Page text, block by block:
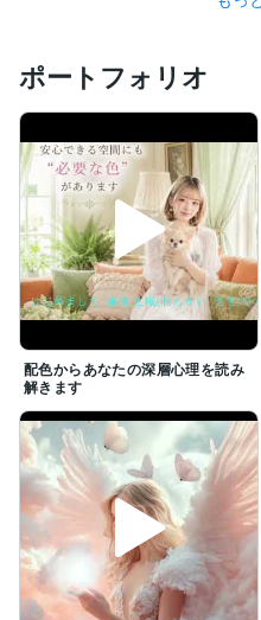
あなたのペースを大切にし
一緒に見つけていきまし
あなたの心が少しずつ整い
本来のあなたらしさを取
現実は必ず動き出してい
ひとりで抱え込んでしま
どうかその想いを聞かせ
あなたの明日が．．．
やさしくあたたかな未来
心から願いを込めて光輝
丁寧にサポートさせていた
ポートフォリオ
配色からあなたの深層心理を読み
解きます